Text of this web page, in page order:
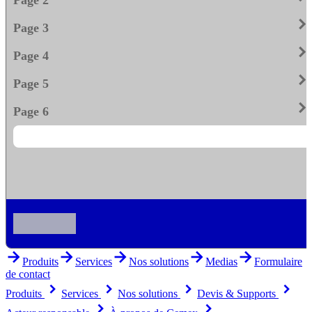
Page 3 keyboard_arrow_right
Page 4 keyboard_arrow_right
Page 5 keyboard_arrow_right
Page 6 keyboard_arrow_right
arrow_forwardProduitsarrow_forward Servicesarrow_forwardNos solutionsarrow_forwardMediasarrow_forwardFormulaire
de contact
Produits
keyboard_arrow_right Services keyboard_arrow_right Nos solutions keyboard_arrow_right Devis & Supports keyboard_arrow_right